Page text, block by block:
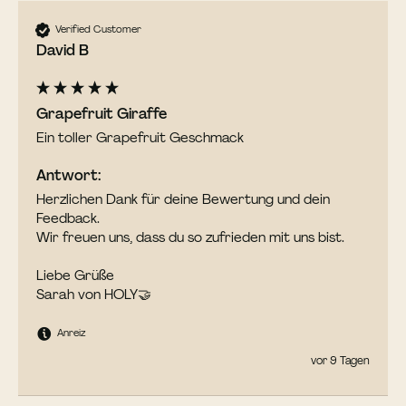
Verified Customer
David B
Grapefruit Giraffe
Ein toller Grapefruit Geschmack
Antwort:
Herzlichen Dank für deine Bewertung und dein
Feedback.
Wir freuen uns, dass du so zufrieden mit uns bist.
Liebe Grüße
Sarah von HOLY🤝
Anreiz
vor 9 Tagen